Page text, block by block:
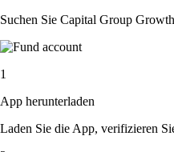
Suchen Sie Capital Group
1
App herunterladen
Laden Sie die App, verifizieren